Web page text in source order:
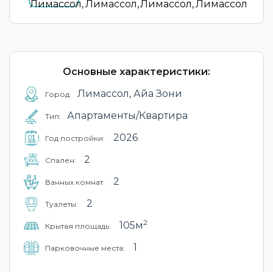
Основные характеристики:
Город: Лимассол, Айа Зони
Тип: Апартаменты/Квартира
Год постройки: 2026
Cпален: 2
Ванных комнат: 2
Туалеты: 2
Крытая площадь: 105м2
Парковочные места: 1